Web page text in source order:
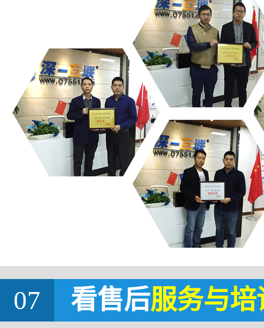
07 看售后服务与培